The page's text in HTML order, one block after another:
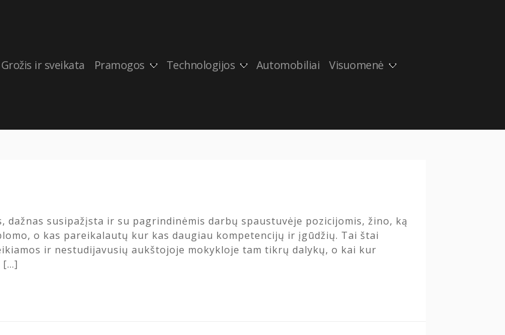
Grožis ir sveikata Pramogos Technologijos Automobiliai Visuomenė
dažnas susipažįsta ir su pagrindinėmis darbų spaustuvėje pozicijomis, žino, ką
o kas pareikalautų kur kas daugiau kompetencijų ir įgūdžių. Tai štai
ir nestudijavusių aukštojoje mokykloje tam tikrų dalykų, o kai kur
[…]